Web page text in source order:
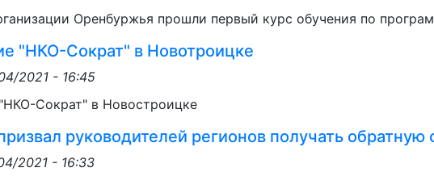
"НКО-Сократ" в Новотроицке
2021 - 16:45
руководителей регионов получать обратную
2021 - 16:33